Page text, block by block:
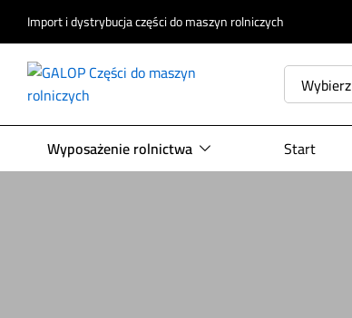
Import i dystrybucja części do maszyn rolniczych
Wybierz
Wyposażenie rolnictwa Start